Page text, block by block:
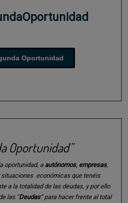
Oportunidad
Oportunidad”
oportunidad, a autónomos, empresas,
situaciones económicas que tenéis
a la totalidad de las deudas, y por ello
las “Deudas” para hacer frente al total